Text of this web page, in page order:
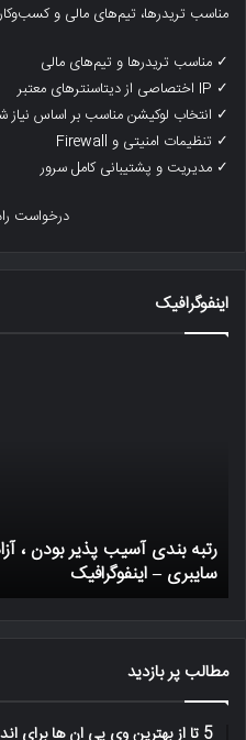
مناسب تریدرها، تیم‌های مالی و
✓ مناسب تریدرها و تیم‌های مالی
✓ IP اختصاصی از دیتاسنترهای معتبر
✓ انتخاب لوکیشن مناسب بر اساس نیاز
✓ تنظیمات امنیتی و Firewall
✓ مدیریت و پشتیبانی کامل سرور
درخواست
اینفوگرافیک
تاثیر
حملات
اینفوگرافیک
رتبه بندی آسیب پذیر بودن ،
سایبری – اینفوگرافیک
مطالب پر بازدید
5 تا از بهترین وی پی ان ها برای اندروید